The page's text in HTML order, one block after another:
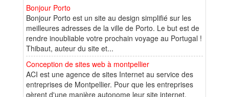
Bonjour Porto
Bonjour Porto est un site au design simplifié sur les
meilleures adresses de la ville de Porto. Le but est de
rendre inoubliable votre prochain voyage au Portugal !
Thibaut, auteur du site et...
Conception de sites web à montpellier
ACI est une agence de sites Internet au service des
entreprises de Montpellier. Pour que les entreprises
gèrent d'une manière autonome leur site internet,